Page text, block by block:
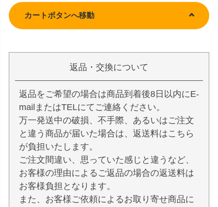
カートボタンへ移動
返品・交換について
返品をご希望の場合は商品到着後8日以内にE-
mailまたはTELにてご連絡ください。
万一発送中の破損、不手際、あるいはご注文
と違う商品が届いた場合は、返送料はこちら
が負担いたします。
ご注文間違い、思っていた感じと違うなど、
お客様の理由によるご返品の場合の返送料は
お客様負担となります。
また、お客様ご依頼によるお取り寄せ商品に